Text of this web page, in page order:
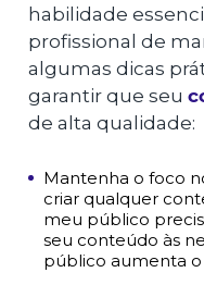
habilidade
profissional de
algumas dicas
garantir que seu
de alta qualidade:
Mantenha o foco
criar qualquer
meu público
seu conteúdo às
público aumenta